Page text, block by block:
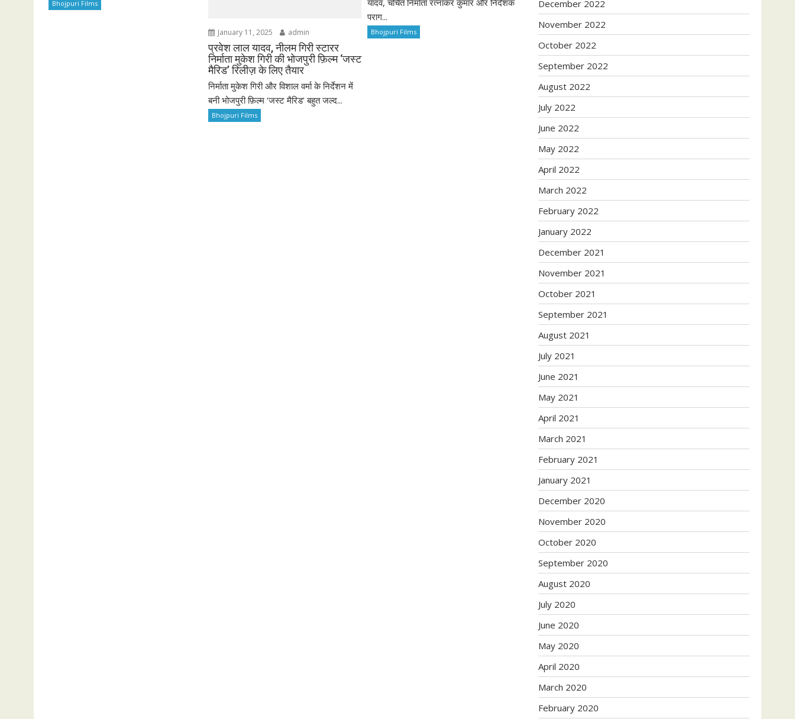
Bhojpuri Films
January 11, 2025 admin
प्रवेश लाल यादव, नीलम गिरी स्टारर
निर्माता मुकेश गिरी की भोजपुरी फ़िल्म ‘जस्ट
मैरिड’ रिलीज़ के लिए तैयार
निर्माता मुकेश गिरी और विशाल वर्मा के निर्देशन में
बनी भोजपुरी फ़िल्म ‘जस्ट मैरिड’ बहुत जल्द...
Bhojpuri Films
यादव, चर्चित निर्माता रत्नाकर कुमार और निर्देशक
पराग...
Bhojpuri Films
December 2022
November 2022
October 2022
September 2022
August 2022
July 2022
June 2022
May 2022
April 2022
March 2022
February 2022
January 2022
December 2021
November 2021
October 2021
September 2021
August 2021
July 2021
June 2021
May 2021
April 2021
March 2021
February 2021
January 2021
December 2020
November 2020
October 2020
September 2020
August 2020
July 2020
June 2020
May 2020
April 2020
March 2020
February 2020